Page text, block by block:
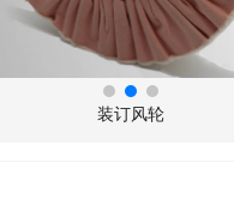
装订风轮